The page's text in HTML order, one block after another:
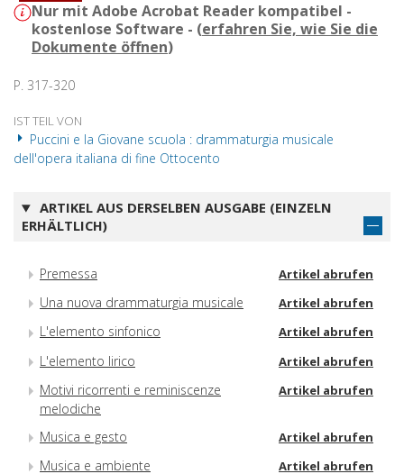
Nur mit Adobe Acrobat Reader kompatibel -
kostenlose Software - (erfahren Sie, wie Sie die
Dokumente öffnen)
P. 317-320
IST TEIL VON
Puccini e la Giovane scuola : drammaturgia musicale
dell'opera italiana di fine Ottocento
ARTIKEL AUS DERSELBEN AUSGABE (EINZELN
ERHÄLTLICH)
Premessa Artikel abrufen
Una nuova drammaturgia musicale Artikel abrufen
L'elemento sinfonico Artikel abrufen
L'elemento lirico Artikel abrufen
Motivi ricorrenti e reminiscenze
melodiche
Artikel abrufen
Musica e gesto Artikel abrufen
Musica e ambiente Artikel abrufen